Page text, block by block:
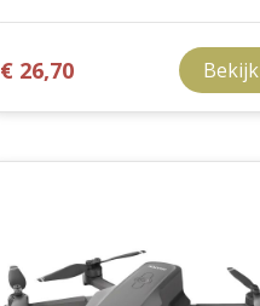
€ 26,70 Bekijk